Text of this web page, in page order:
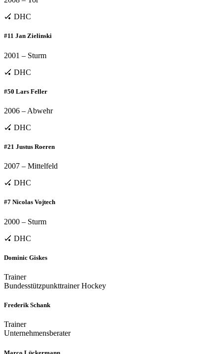
🏑 DHC
#11 Jan Zielinski
2001 – Sturm
🏑 DHC
#50 Lars Feller
2006 – Abwehr
🏑 DHC
#21 Justus Roeren
2007 – Mittelfeld
🏑 DHC
#7 Nicolas Vojtech
2000 – Sturm
🏑 DHC
Dominic Giskes
Trainer
Bundesstützpunkttrainer Hockey
Frederik Schank
Trainer
Unternehmensberater